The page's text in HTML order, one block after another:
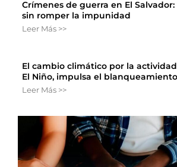
Crímenes de guerra en El
sin romper la impunidad
Leer Más >>
El cambio climático por la
El Niño, impulsa el
Leer Más >>